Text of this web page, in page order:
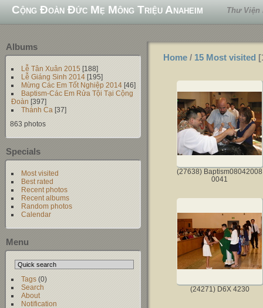
Cộng Đoàn Đức Mẹ Mông Triệu Anaheim Thư Viện
Albums
Lễ Tân Xuân 2015 [188]
Lễ Giáng Sinh 2014 [195]
Mừng Các Em Tốt Nghiệp 2014 [46]
Baptism-Các Em Rửa Tội Tại Cộng
Đoàn [397]
Thánh Ca [37]
863 photos
Specials
Most visited
Best rated
Recent photos
Recent albums
Random photos
Calendar
Menu
Tags(0)
Search
About
Notification
Home/ 15 Most visited
(27638) Baptism08042008
0041
(24271) D6X 4230